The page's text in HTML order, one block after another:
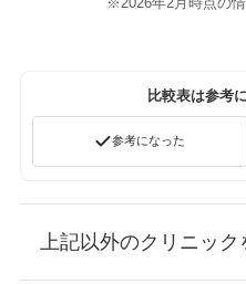
比較表は参考
参考になった
上記以外のクリニック